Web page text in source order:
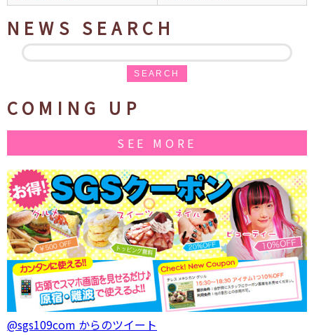
NEWS SEARCH
SEARCH
COMING UP
SEE MORE
@sgs109com からのツイート